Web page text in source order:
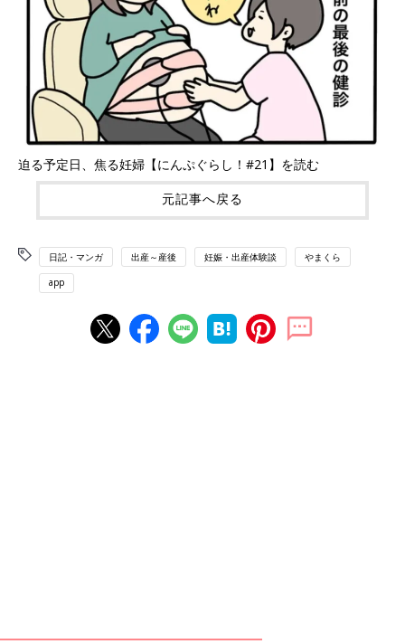
迫る予定日、焦る妊婦【にんぷぐらし！#21】を読む
元記事へ戻る
日記・マンガ 出産～産後 妊娠・出産体験談 やまくら
app